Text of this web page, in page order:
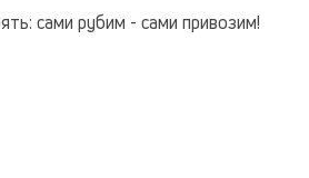
сами рубим - сами привозим!